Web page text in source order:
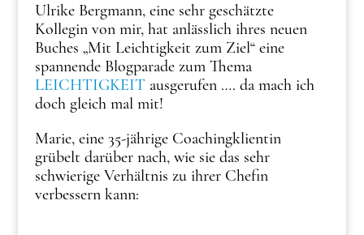
Ulrike Bergmann, eine sehr geschätzte
Kollegin von mir, hat anlässlich ihres neuen
Buches „Mit Leichtigkeit zum Ziel“ eine
spannende Blogparade zum Thema
LEICHTIGKEIT ausgerufen …. da mach ich
doch gleich mal mit!
Marie, eine 35-jährige Coachingklientin
grübelt darüber nach, wie sie das sehr
schwierige Verhältnis zu ihrer Chefin
verbessern kann: